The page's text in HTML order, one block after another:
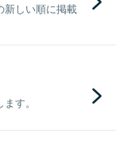
新しい順に掲載
す。